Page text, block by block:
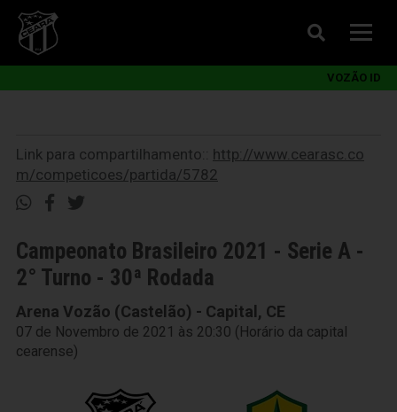
VOZÃO ID
Link para compartilhamento:: http://www.cearasc.co
m/competicoes/partida/5782
Campeonato Brasileiro 2021 - Serie A -
2° Turno - 30ª Rodada
Arena Vozão (Castelão) - Capital, CE
07 de Novembro de 2021 às 20:30 (Horário da capital
cearense)